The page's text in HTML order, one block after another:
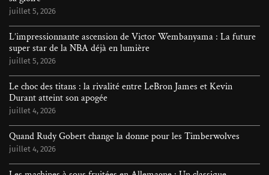
juillet 5, 2026
L’impressionnante ascension de Victor Wembanyama : La future
super star de la NBA déjà en lumière
juillet 5, 2026
Le choc des titans : la rivalité entre LeBron James et Kevin
Durant atteint son apogée
juillet 4, 2026
Quand Rudy Gobert change la donne pour les Timberwolves
juillet 4, 2026